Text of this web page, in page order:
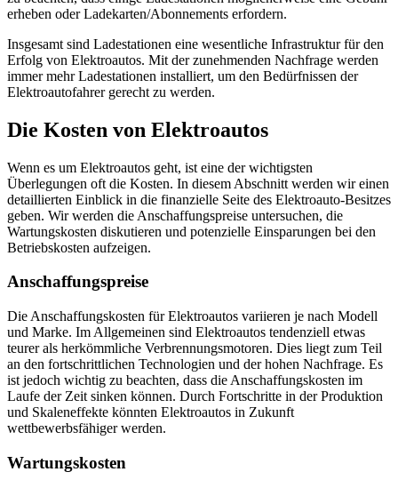
erheben oder Ladekarten/Abonnements erfordern.
Insgesamt sind Ladestationen eine wesentliche Infrastruktur für den
Erfolg von Elektroautos. Mit der zunehmenden Nachfrage werden
immer mehr Ladestationen installiert, um den Bedürfnissen der
Elektroautofahrer gerecht zu werden.
Die Kosten von Elektroautos
Wenn es um Elektroautos geht, ist eine der wichtigsten
Überlegungen oft die Kosten. In diesem Abschnitt werden wir einen
detaillierten Einblick in die finanzielle Seite des Elektroauto-Besitzes
geben. Wir werden die Anschaffungspreise untersuchen, die
Wartungskosten diskutieren und potenzielle Einsparungen bei den
Betriebskosten aufzeigen.
Anschaffungspreise
Die Anschaffungskosten für Elektroautos variieren je nach Modell
und Marke. Im Allgemeinen sind Elektroautos tendenziell etwas
teurer als herkömmliche Verbrennungsmotoren. Dies liegt zum Teil
an den fortschrittlichen Technologien und der hohen Nachfrage. Es
ist jedoch wichtig zu beachten, dass die Anschaffungskosten im
Laufe der Zeit sinken können. Durch Fortschritte in der Produktion
und Skaleneffekte könnten Elektroautos in Zukunft
wettbewerbsfähiger werden.
Wartungskosten